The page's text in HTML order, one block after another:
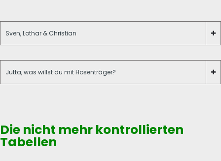
Sven, Lothar & Christian
Jutta, was willst du mit Hosenträger?
Die nicht mehr kontrollierten
Tabellen